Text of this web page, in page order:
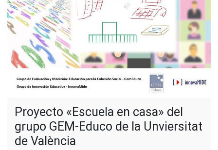
Proyecto «Escuela en casa» del
grupo GEM-Educo de la Unviersitat
de València